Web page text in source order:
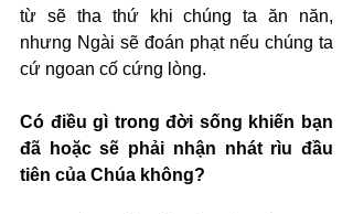
từ sẽ tha thứ khi chúng ta ăn năn,
nhưng Ngài sẽ đoán phạt nếu chúng ta
cứ ngoan cố cứng lòng.
Có điều gì trong đời sống khiến bạn
đã hoặc sẽ phải nhận nhát rìu đầu
tiên của Chúa không?